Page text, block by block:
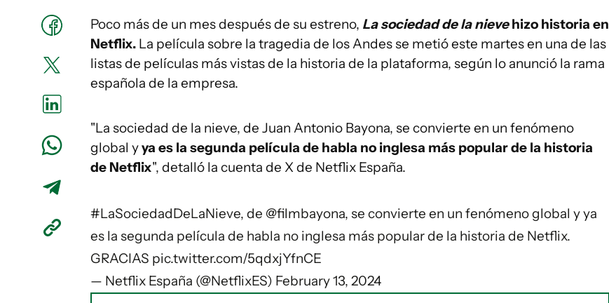
Poco más de un mes después de su estreno, La sociedad de la nievehizo historia en
Netflix. La película sobre la tragedia de los Andes se metió este martes en una de las
listas de películas más vistas de la historia de la plataforma, según lo anunció la rama
española de la empresa.
"La sociedad de la nieve, de Juan Antonio Bayona, se convierte en un fenómeno
global yya es la segunda película de habla no inglesa más popular de la historia
de Netflix", detalló la cuenta de X de Netflix España.
#LaSociedadDeLaNieve, de @filmbayona, se convierte en un fenómeno global y ya
es la segunda película de habla no inglesa más popular de la historia de Netflix.
GRACIAS pic.twitter.com/5qdxjYfnCE
— Netflix España (@NetflixES) February 13, 2024